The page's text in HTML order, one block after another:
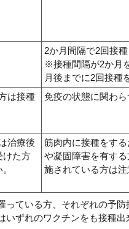
2か月間隔で2回接種
※接種間隔が2か月
月後までに2回接種
は接種
免疫の状態に関わら
治療後
けた方
筋肉内に接種をす
や凝固障害を有す
施されている方は注
ている方、それぞれの予
ずれのワクチンをも接種出